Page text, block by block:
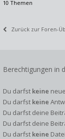
10 Themen
Zurück zur Foren-
Berechtigungen in
Du darfst keine
Du darfst keine
Du darfst deine
Du darfst deine
Du darfst keine